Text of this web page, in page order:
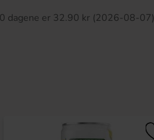
dagene er 32.90 kr (2026-08-07)